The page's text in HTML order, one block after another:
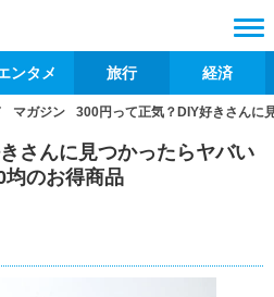
ンタメ 旅行 経済
マガジン 300円って正気？DIY好きさんに
さんに見つかったらヤバい
のお得商品